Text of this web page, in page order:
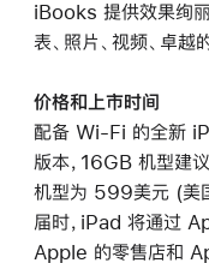
iBooks 提供效果绚丽
表、照片、视频、卓越
价格和上市时间
配备 Wi-Fi 的全新
版本，16GB 机型建
机型为 599美元 (美
届时，iPad 将通过
Apple 的零售店和